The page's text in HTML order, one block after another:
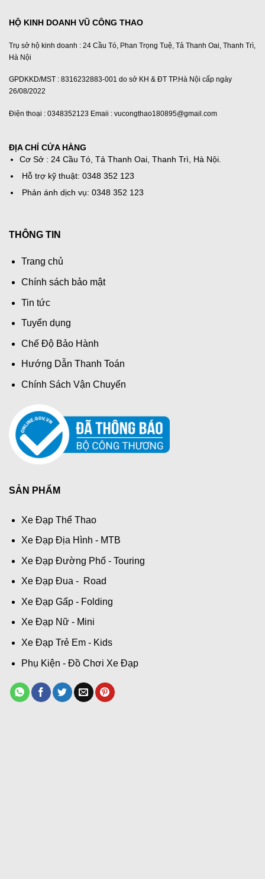
HỘ KINH DOANH VŨ CÔNG THAO
Trụ sở hộ kinh doanh : 24 Cầu Tó, Phan Trọng Tuệ, Tả Thanh Oai, Thanh Trì,
Hà Nội
GPDKKD/MST : 8316232883-001 do sở KH & ĐT TP.Hà Nội cấp ngày
26/08/2022
Điện thoại : 0348352123 Emaii : vucongthao180895@gmail.com
ĐỊA CHỈ CỬA HÀNG
Cơ Sở : 24 Cầu Tó, Tả Thanh Oai, Thanh Trì, Hà Nội.
Hỗ trợ kỹ thuật: 0348 352 123
Phản ánh dịch vụ: 0348 352 123
THÔNG TIN
Trang chủ
Chính sách bảo mật
Tin tức
Tuyển dụng
Chế Độ Bảo Hành
Hướng Dẫn Thanh Toán
Chính Sách Vận Chuyển
SẢN PHẨM
Xe Đạp Thể Thao
Xe Đạp Địa Hình - MTB
Xe Đạp Đường Phố - Touring
Xe Đạp Đua - Road
Xe Đạp Gấp - Folding
Xe Đạp Nữ - Mini
Xe Đạp Trẻ Em - Kids
Phụ Kiện - Đồ Chơi Xe Đạp